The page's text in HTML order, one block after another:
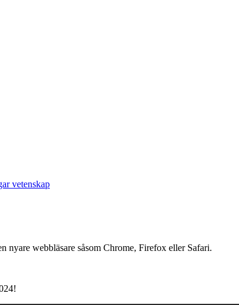
vetenskap
nyare webbläsare såsom Chrome, Firefox eller Safari.